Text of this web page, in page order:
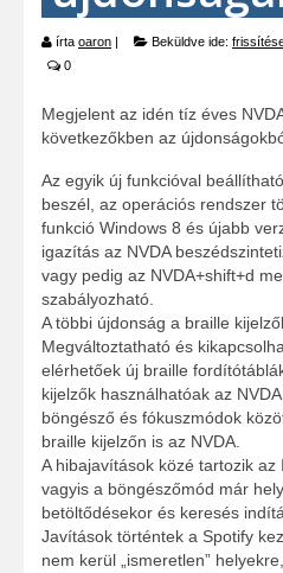
Vocalizer vásárlás
EOCast
Elérhetőségeink
írta oaron | Beküldve ide:
0
Megjelent az idén tíz éves
következőkben az
Az egyik új funkcióval
beszél, az operációs rendszer
funkció Windows 8 és újabb
igazítás az NVDA
vagy pedig az NVDA+shift+d
szabályozható.
A többi újdonság a braille
Megváltoztatható és
elérhetőek új braille
kijelzők használhatóak az
böngésző és fókuszmódok
braille kijelzőn is az NVDA.
A hibajavítások közé tartozik az
vagyis a böngészőmód már
betöltődésekor és keresés
Javítások történtek a Spotify
nem kerül „ismeretlen”